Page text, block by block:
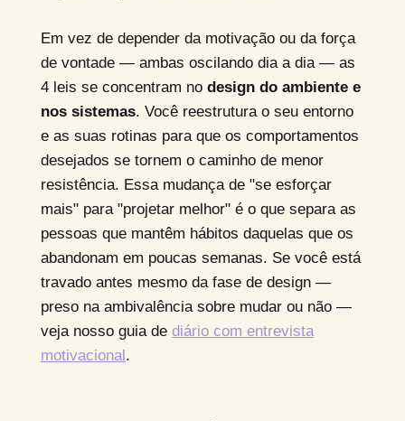
Em vez de depender da motivação ou da força
de vontade — ambas oscilando dia a dia — as
4 leis se concentram no design do ambiente e
nos sistemas. Você reestrutura o seu entorno
e as suas rotinas para que os comportamentos
desejados se tornem o caminho de menor
resistência. Essa mudança de "se esforçar
mais" para "projetar melhor" é o que separa as
pessoas que mantêm hábitos daquelas que os
abandonam em poucas semanas. Se você está
travado antes mesmo da fase de design —
preso na ambivalência sobre mudar ou não —
veja nosso guia de diário com entrevista
motivacional .